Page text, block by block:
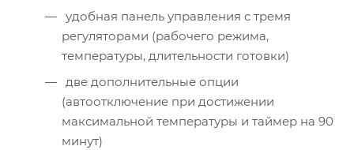
удобная панель управления с тремя
регуляторами (рабочего режима,
температуры, длительности готовки)
две дополнительные опции
(автоотключение при достижении
максимальной температуры и таймер на 90
минут)